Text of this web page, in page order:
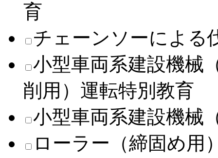
育
チェーンソーによる
小型車両系建設機械
削用）運転特別教育
小型車両系建設機械
ローラー（締固め用